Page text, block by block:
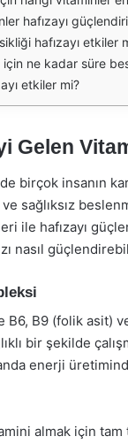
hafızayı
hafızayı etkiler
ne kadar süre
etkiler mi?
Gelen
birçok insanın
sağlıksız
ile hafızayı
nasıl
B9 (folik asit)
bir şekilde
enerji
almak için